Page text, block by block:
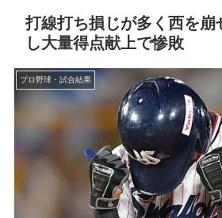
打線打ち損じが多く西を崩
し大量得点献上で惨敗
プロ野球・試合結果